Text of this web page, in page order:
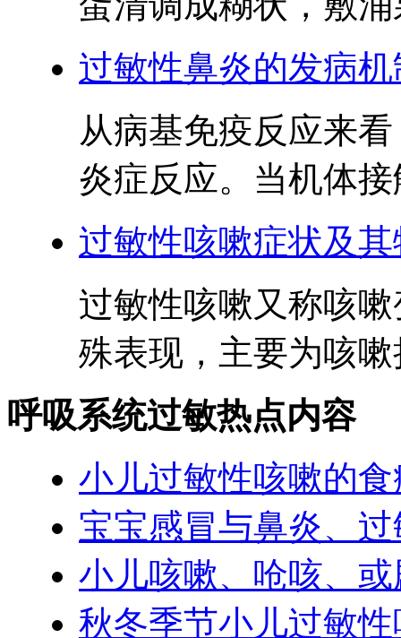
过敏性鼻炎的发病
从病基免疫反应来
炎症反应。当机体
过敏性咳嗽症状及
过敏性咳嗽又称咳
殊表现，主要为咳
呼吸系统过敏热点内容
小儿过敏性咳嗽的
宝宝感冒与鼻炎、
小儿咳嗽、呛咳、
秋冬季节小儿过敏